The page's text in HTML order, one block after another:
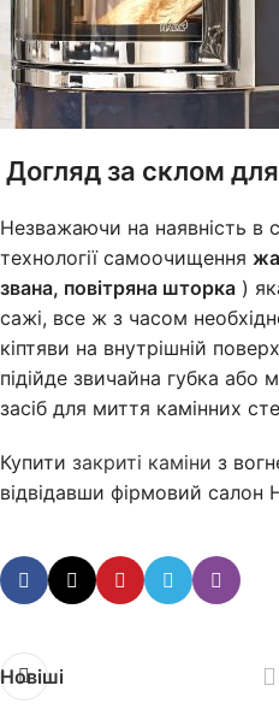
Догляд за склом
Незважаючи на наявність в
технології самоочищення
звана, повітряна шторка )
сажі, все ж з часом
кіптяви на внутрішній
підійде звичайна губка або
засіб для миття камінних
Купити закриті каміни з
відвідавши фірмовий салон
Новіші